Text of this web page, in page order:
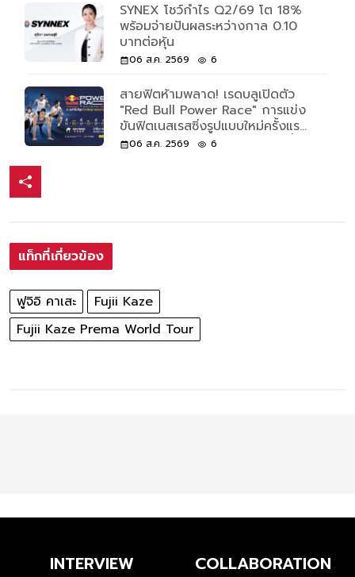
SYNEX โชว์กำไร Q2/69 โต 18%
พร้อมจ่ายปันผลระหว่างกาล 0.10
บาทต่อหุ้น
06 ส.ค. 2569 6
สายฟิตห้ามพลาด! เรดบลูเปิดตัว
"Red Bull Power Race" การแข่ง
ขันฟิตเนสเรสซิ่งรูปแบบใหม่ครั้งแรก
ของโลก เปิดรับแค่ 500 คนเท่านั้น
06 ส.ค. 2569 6
แท็กที่เกี่ยวข้อง
ฟูจิอิ คาเสะ
Fujii Kaze
Fujii Kaze Prema World Tour
INTERVIEW COLLABORATION